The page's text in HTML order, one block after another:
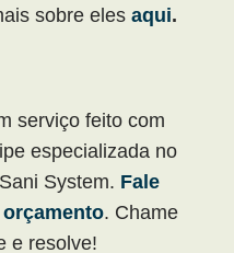
sobre eles aqui.
serviço feito com
especializada no
System. Fale
. Chame
e resolve!